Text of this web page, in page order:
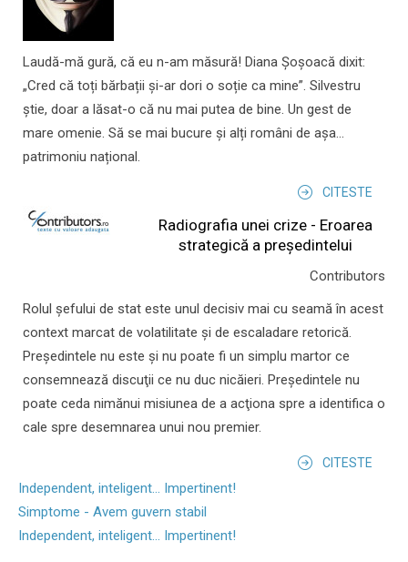
Laudă-mă gură, că eu n-am măsură! Diana Șoșoacă dixit:
„Cred că toți bărbații și-ar dori o soție ca mine”. Silvestru
știe, doar a lăsat-o că nu mai putea de bine. Un gest de
mare omenie. Să se mai bucure și alți români de așa...
patrimoniu național.
CITESTE
Radiografia unei crize - Eroarea
strategică a președintelui
Contributors
Rolul şefului de stat este unul decisiv mai cu seamă în acest
context marcat de volatilitate şi de escaladare retorică.
Preşedintele nu este şi nu poate fi un simplu martor ce
consemnează discuţii ce nu duc nicăieri. Preşedintele nu
poate ceda nimănui misiunea de a acţiona spre a identifica o
cale spre desemnarea unui nou premier.
CITESTE
Independent, inteligent... Impertinent!
Simptome - Avem guvern stabil
Independent, inteligent... Impertinent!